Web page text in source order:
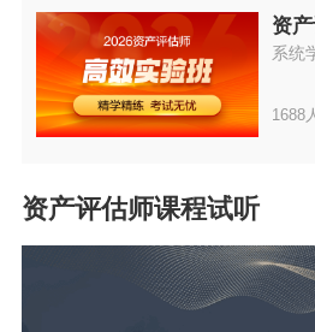
资
系统
1688
资产评估师课程试听